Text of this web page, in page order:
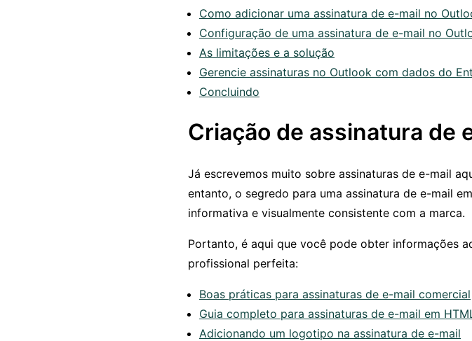
Como adicionar uma assinatura de e-mail no
Configuração de uma assinatura de e-mail no
As limitações e a solução
Gerencie assinaturas no Outlook com dados do
Concluindo
Criação de assinatura de
Já escrevemos muito sobre assinaturas de e-mail
entanto, o segredo para uma assinatura de e-mail
informativa e visualmente consistente com a marca.
Portanto, é aqui que você pode obter informações
profissional perfeita:
Boas práticas para assinaturas de e-mail comercial
Guia completo para assinaturas de e-mail em
Adicionando um logotipo na assinatura de e-mail